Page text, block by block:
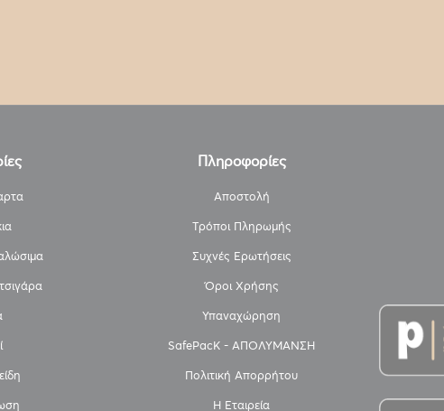
Πληροφορίες
Αποστολή
Τρόποι Πληρωμής
Συχνές Ερωτήσεις
Όροι Χρήσης
Υπαναχώρηση
SafePacK - ΑΠΟΛΥΜΑΝΣΗ
Πολιτική Απορρήτου
Η Εταιρεία